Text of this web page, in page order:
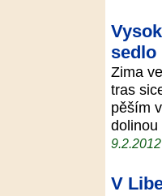
sedlo
Zima
tras
pěším
dolinou
9.2.2012
V